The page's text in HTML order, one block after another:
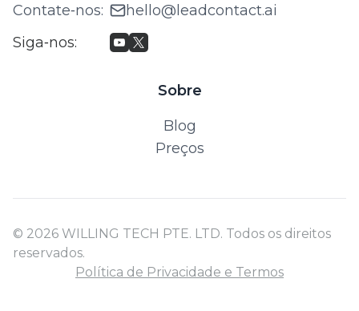
Contate‑nos:
hello@leadcontact.ai
Siga‑nos:
Sobre
Blog
Preços
© 2026 WILLING TECH PTE. LTD. Todos os direitos
reservados.
Política de Privacidade e Termos